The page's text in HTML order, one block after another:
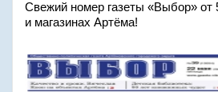
Свежий номер газеты «Выбор» от
и магазинах Артёма!